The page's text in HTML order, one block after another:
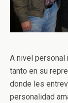
A nivel
tanto en su
donde les
personalidad